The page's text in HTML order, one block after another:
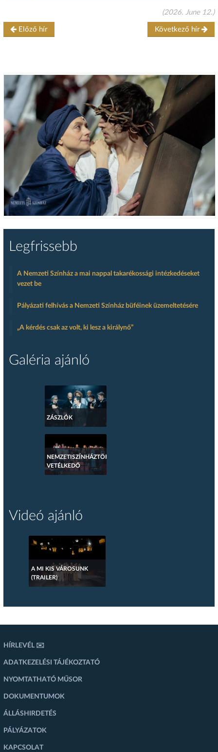
(2026. June 12.)
Előző hír Következő hír
Legfrissebb
A Nemzeti Színház a mai nappal takarékossági intézkedéseket
vezet be
Pályázati felhívás a Nemzeti Színház büféinek üzemeltetésére
„A kérdés csak az volt, ki lesz a királynő”
Galéria ajánló
ZÁSZLÓK
NEMZETISZÍNHÁZTÖRTÉNETI
VETÉLKEDŐ
Videó ajánló
A MI KIS VÁROSUNK
(TRAILER)
HÍRLEVÉL ✉️
ADATKEZELÉSI TÁJÉKOZTATÓ
NYOMTATHATÓ MŰSOR
DOKUMENTUMOK
ÁLLÁSHIRDETÉS
PÁLYÁZATOK
KAPCSOLAT